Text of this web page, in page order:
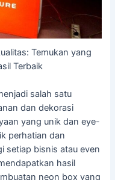
Temukan yang
Terbaik
salah satu
dan dekorasi
yang unik dan eye-
perhatian dan
setiap bisnis atau even
hasil
neon box yang